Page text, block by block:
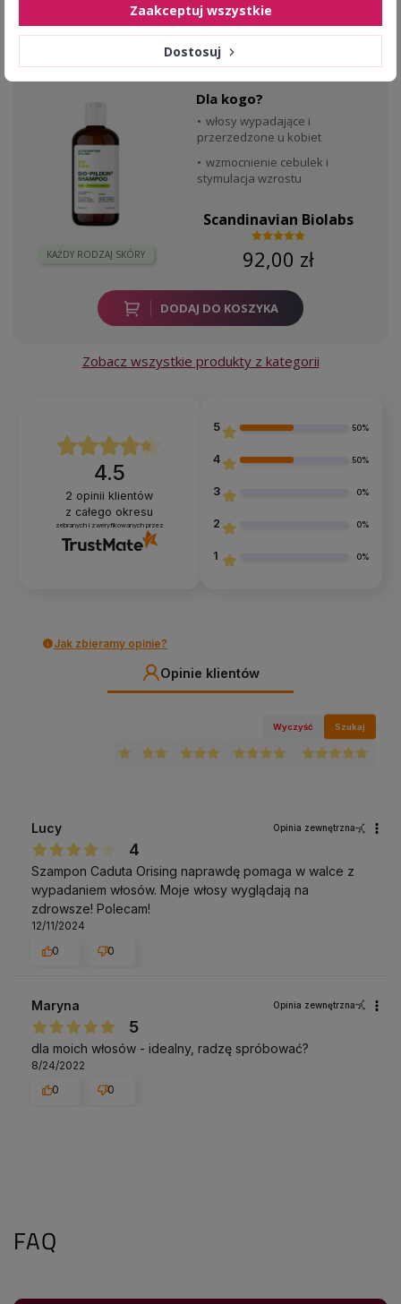
SCANDINAVIAN BIOLABS Szampon
wzmacniający włosy dla kobiet - 250ml
KAŻDY RODZAJ SKÓRY
Dla kogo?
włosy wypadające i
przerzedzone u kobiet
wzmocnienie cebulek i
stymulacja wzrostu
Scandinavian Biolabs
92,00 zł
DODAJ DO KOSZYKA
favorite_border
Zobacz wszystkie produkty z kategorii
4.5
2 opinii klientów
z całego okresu
zebranych i zweryfikowanych przez
5 50%
4 50%
3 0%
2 0%
1 0%
Jak zbieramy opinie?
Opinie klientów
Wyczyść Szukaj
Lucy Opinia zewnętrzna
4
Szampon Caduta Orising naprawdę pomaga w walce z
wypadaniem włosów. Moje włosy wyglądają na
zdrowsze! Polecam!
12/11/2024
0
0
Maryna Opinia zewnętrzna
5
dla moich włosów - idealny, radzę spróbować?
8/24/2022
0
0
FAQ
Dostosuj
Zaakceptuj wszystkie